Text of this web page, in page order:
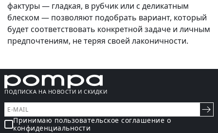
фактуры — гладкая, в рубчик или с деликатным
блеском — позволяют подобрать вариант, который
будет соответствовать конкретной задаче и личным
предпочтениям, не теряя своей лаконичности.
ПОДПИСКА НА НОВОСТИ И СКИДКИ
Принимаю пользовательское соглашение о
конфиденциальности